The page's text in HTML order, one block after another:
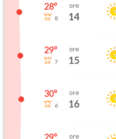
28°
8
ore
14
29°
7
ore
15
30°
6
ore
16
ore